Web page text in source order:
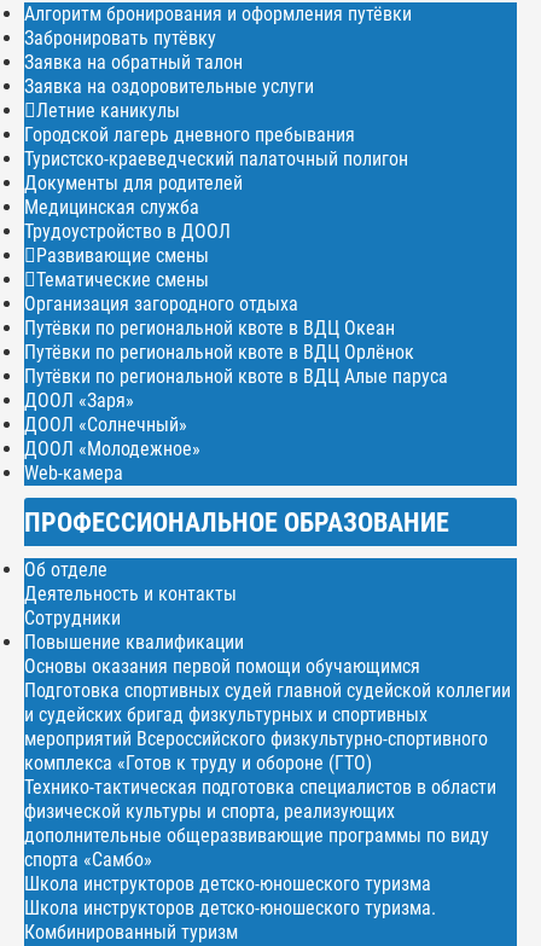
Алгоритм бронирования и оформления путёвки
Забронировать путёвку
Заявка на обратный талон
Заявка на оздоровительные услуги
Летние каникулы
Городской лагерь дневного пребывания
Туристско-краеведческий палаточный полигон
Документы для родителей
Медицинская служба
Трудоустройство в ДООЛ
Развивающие смены
Тематические смены
Организация загородного отдыха
Путёвки по региональной квоте в ВДЦ Океан
Путёвки по региональной квоте в ВДЦ Орлёнок
Путёвки по региональной квоте в ВДЦ Алые паруса
ДООЛ «Заря»
ДООЛ «Солнечный»
ДООЛ «Молодежное»
Web-камера
ПРОФЕССИОНАЛЬНОЕ ОБРАЗОВАНИЕ
Об отделе
Деятельность и контакты
Сотрудники
Повышение квалификации
Основы оказания первой помощи обучающимся
Подготовка спортивных судей главной судейской коллегии
и судейских бригад физкультурных и спортивных
мероприятий Всероссийского физкультурно-спортивного
комплекса «Готов к труду и обороне (ГТО)
Технико-тактическая подготовка специалистов в области
физической культуры и спорта, реализующих
дополнительные общеразвивающие программы по виду
спорта «Самбо»
Школа инструкторов детско-юношеского туризма
Школа инструкторов детско-юношеского туризма.
Комбинированный туризм